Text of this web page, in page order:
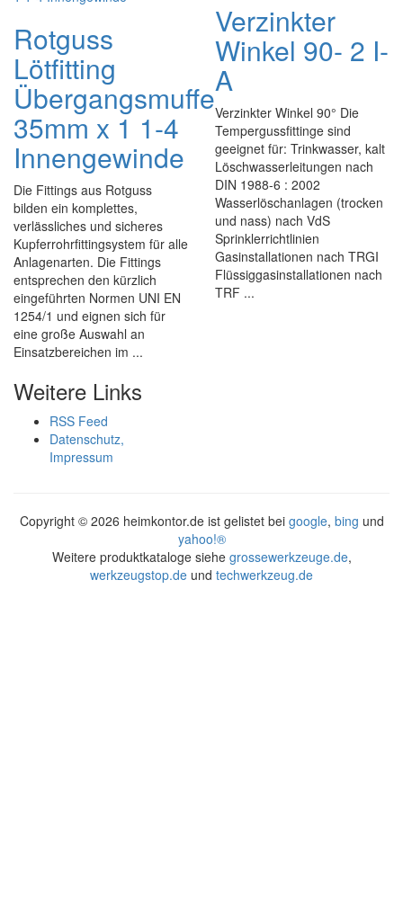
Rotguss
Lötfitting
Übergangsmuffe
35mm x 1 1-4
Innengewinde
Die Fittings aus Rotguss
bilden ein komplettes,
verlässliches und sicheres
Kupferrohrfittingsystem für alle
Anlagenarten. Die Fittings
entsprechen den kürzlich
eingeführten Normen UNI EN
1254/1 und eignen sich für
eine große Auswahl an
Einsatzbereichen im ...
Verzinkter
Winkel 90- 2 I-
A
Verzinkter Winkel 90° Die
Tempergussfittinge sind
geeignet für: Trinkwasser, kalt
Löschwasserleitungen nach
DIN 1988-6 : 2002
Wasserlöschanlagen (trocken
und nass) nach VdS
Sprinklerrichtlinien
Gasinstallationen nach TRGI
Flüssiggasinstallationen nach
TRF ...
Weitere Links
RSS Feed
Datenschutz,
Impressum
Copyright © 2026 heimkontor.de ist gelistet bei google, bing und
yahoo!®
Weitere produktkataloge siehe grossewerkzeuge.de,
werkzeugstop.de und techwerkzeug.de